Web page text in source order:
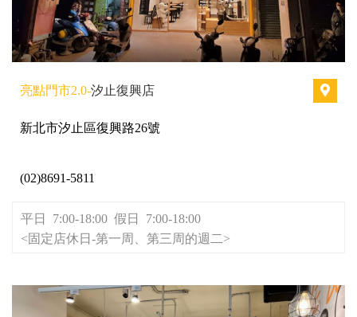
亮點門市2.0-汐止復興店
新北市汐止區復興路26號
(02)8691-5811
平日 7:00-18:00 假日 7:00-18:00
<固定店休日-第一周、第三周的週二>